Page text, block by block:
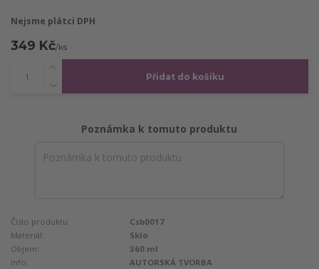
Nejsme plátci DPH
349 Kč/ks
Přidat do košíku
Poznámka k tomuto produktu
Číslo produktu:
Csb0017
Materiál:
Sklo
Objem:
360 ml
Info:
AUTORSKÁ TVORBA